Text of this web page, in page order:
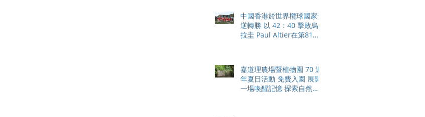
中國香港於世界欖球國家盃
逆轉勝 以 42：40 擊敗烏
拉圭 Paul Altier在第81分
嘉道理農場暨植物園 70 週
年夏日活動 免費入園 展開
一場喚醒記憶 探索自然與